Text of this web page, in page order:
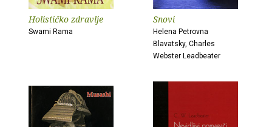
Holističko zdravlje
Swami Rama
Snovi
Helena Petrovna
Blavatsky, Charles
Webster Leadbeater